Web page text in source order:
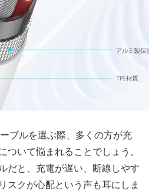
ブルを選ぶ際、多くの方が充
ついて悩まれることでしょう。
だと、充電が遅い、断線しやす
スクが心配という声も耳にしま